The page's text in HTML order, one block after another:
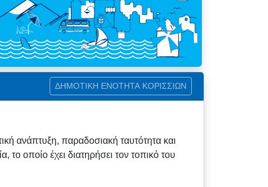
ΔΗΜΟΤΙΚΗ ΕΝΟΤΗΤΑ ΚΟΡΙΣΣΙΩΝ
ανάπτυξη, παραδοσιακή ταυτότητα και
το οποίο έχει διατηρήσει τον τοπικό του